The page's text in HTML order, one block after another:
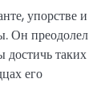
упорстве и
Он преодолел
достичь таких
его